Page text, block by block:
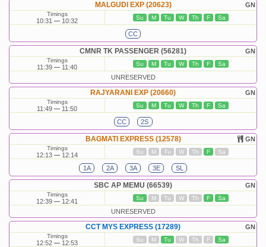
GN
MALGUDI EXP (20623)
Timings
10:31 10:32 Su M Tu W Th F Sa
CC
GN
CMNR TK PASSENGER (56281)
Timings
11:39 11:40 Su M Tu W Th F Sa
UNRESERVED
GN
RAJYARANI EXP (20660)
Timings
11:49 11:50 Su M Tu W Th F Sa
CC 2S
GN
BAGMATI EXPRESS (12578)
Timings
12:13 12:14 Su M Tu W Th F Sa
1A 2A 3A 3E SL
GN
SBC AP MEMU (66539)
Timings
12:39 12:41 Su M Tu W Th F Sa
UNRESERVED
GN
CCT MYS EXPRESS (17289)
Timings
12:52 12:53 Su M Tu W Th F Sa